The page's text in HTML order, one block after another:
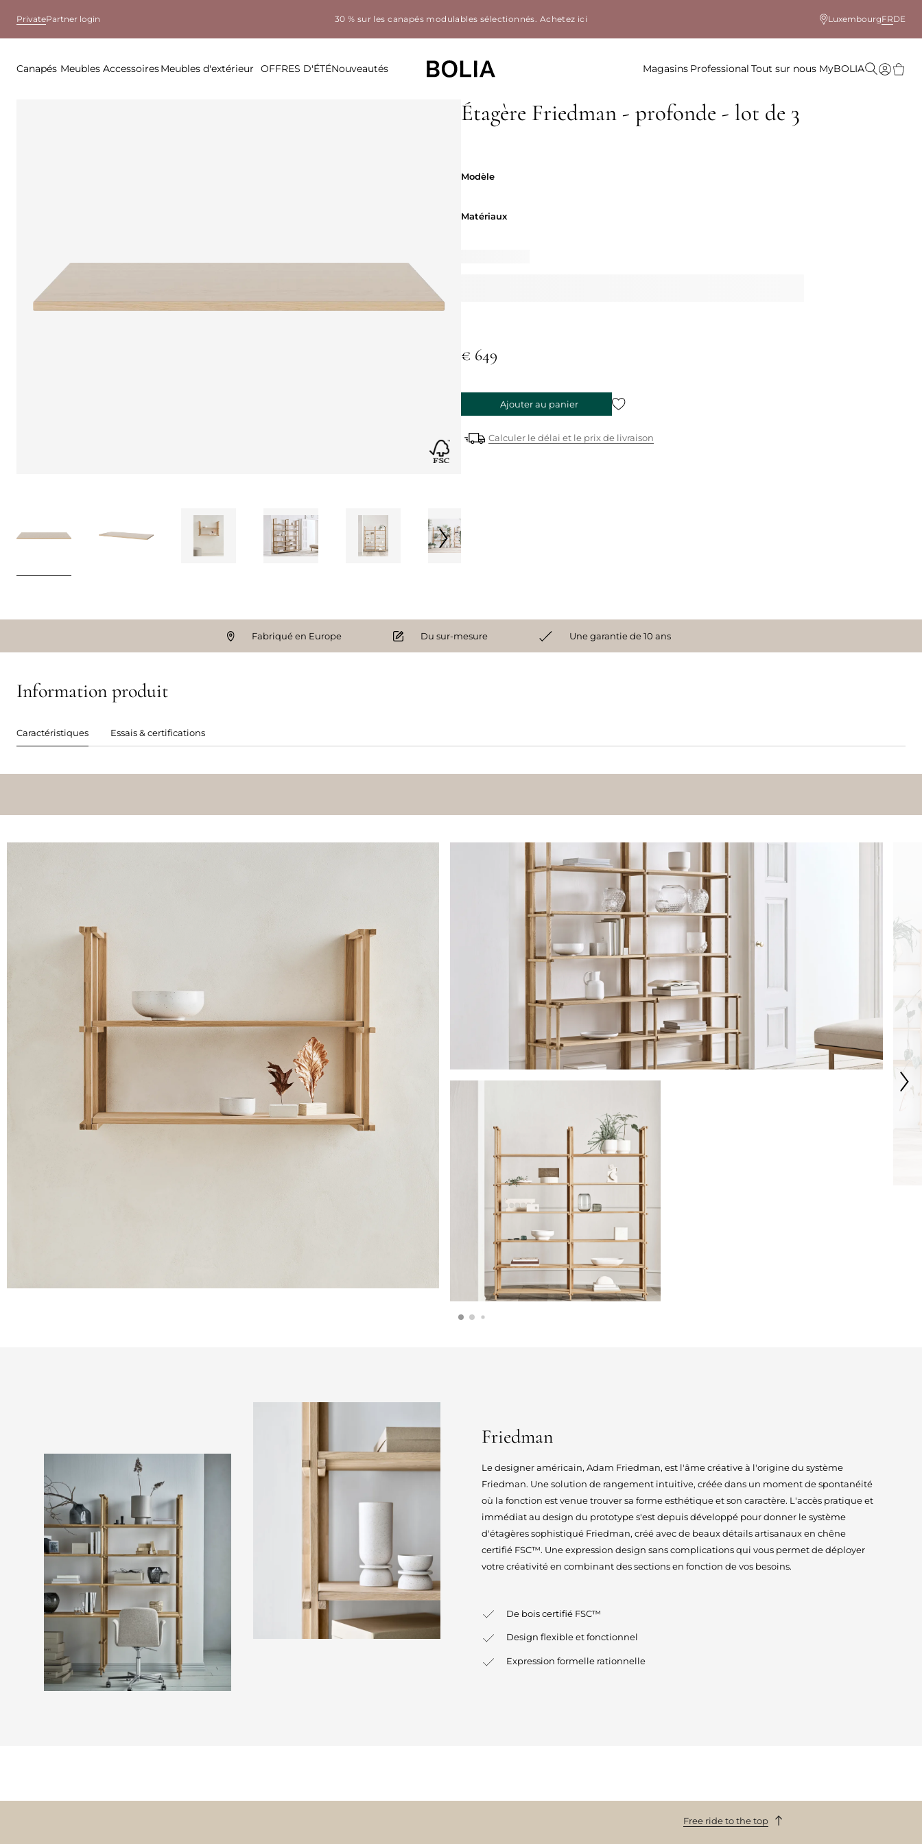
PrivatePartner login 30 % sur les canapés modulables sélectionnés. Achetez ici LuxembourgFRDE
Canapés Meubles AccessoiresMeubles d'extérieur OFFRES D'ÉTÉNouveautés Magasins Professional Tout sur nous MyBOLIA
Étagère Friedman - profonde - lot de 3
Modèle
Matériaux
€ 649
Ajouter au panier
Calculer le délai et le prix de livraison
Fabriqué en Europe Du sur-mesure Une garantie de 10 ans
Information produit
Caractéristiques Essais & certifications
Friedman
Le designer américain, Adam Friedman, est l'âme créative à l'origine du système
Friedman. Une solution de rangement intuitive, créée dans un moment de spontanéité
où la fonction est venue trouver sa forme esthétique et son caractère. L'accès pratique et
immédiat au design du prototype s'est depuis développé pour donner le système
d'étagères sophistiqué Friedman, créé avec de beaux détails artisanaux en chêne
certifié FSC™. Une expression design sans complications qui vous permet de déployer
votre créativité en combinant des sections en fonction de vos besoins.
De bois certifié FSC™
Design flexible et fonctionnel
Expression formelle rationnelle
Free ride to the top